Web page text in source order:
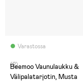
Varastossa
(2)
Beemoo Vaunulaukku &
Välipalatarjotin, Musta